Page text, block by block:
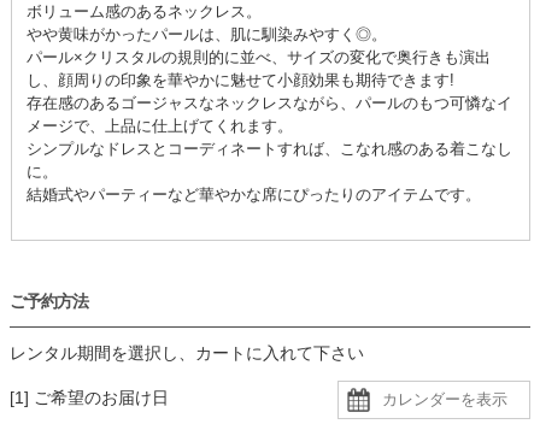
ボリューム感のあるネックレス。
やや黄味がかったパールは、肌に馴染みやすく◎。
パール×クリスタルの規則的に並べ、サイズの変化で奥行きも演出
し、顔周りの印象を華やかに魅せて小顔効果も期待できます!
存在感のあるゴージャスなネックレスながら、パールのもつ可憐なイ
メージで、上品に仕上げてくれます。
シンプルなドレスとコーディネートすれば、こなれ感のある着こなし
に。
結婚式やパーティーなど華やかな席にぴったりのアイテムです。
ご予約方法
レンタル期間を選択し、カートに入れて下さい
[1] ご希望のお届け日